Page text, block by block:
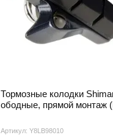
Артикул: Y8LB98010
Тормозные колодки
ободные, прямой монтаж